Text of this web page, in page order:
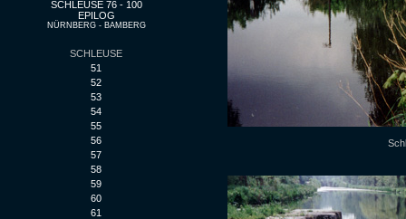
SCHLEUSE 76 - 100
EPILOG
NÜRNBERG - BAMBERG
SCHLEUSE
51
52
53
54
55
56
57
58
59
60
61